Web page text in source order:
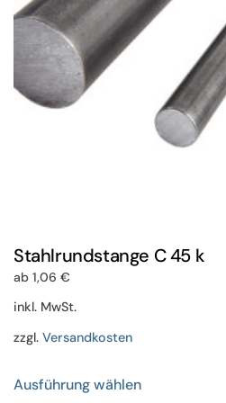
der
Produktseite
gewählt
werden
Stahlrundstange C 45 k
ab 1,06 €
inkl. MwSt.
zzgl. Versandkosten
Ausführung wählenProdukt